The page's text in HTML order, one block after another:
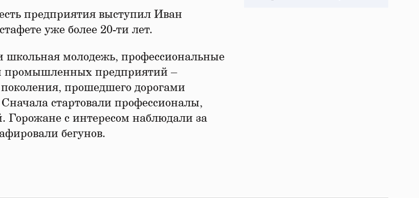
предприятия выступил Иван
уже более 20-ти лет.
школьная молодежь, профессиональные
промышленных предприятий –
прошедшего дорогами
стартовали профессионалы,
Горожане с интересом наблюдали за
бегунов.